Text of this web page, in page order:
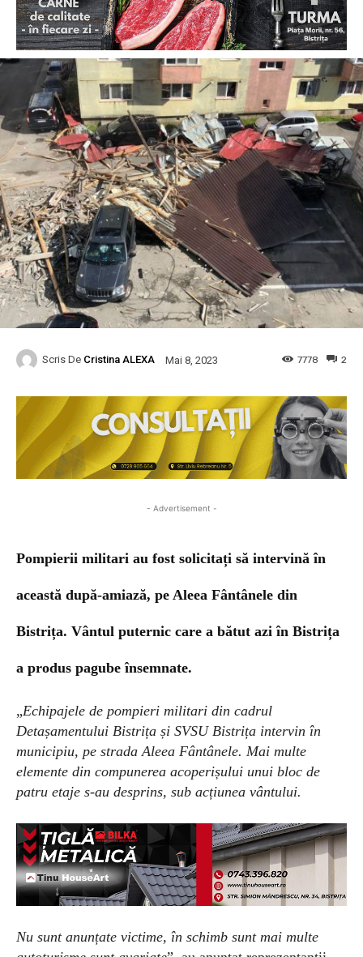
Scris De Cristina ALEXA Mai 8, 2023 2
7778
- Advertisement -
Pompierii militari au fost solicitați să intervină în
această după-amiază, pe Aleea Fântânele din
Bistrița. Vântul puternic care a bătut azi în Bistrița
a produs pagube însemnate.
„Echipajele de pompieri militari din cadrul
Detașamentului Bistrița și SVSU Bistrița intervin în
municipiu, pe strada Aleea Fântânele. Mai multe
elemente din compunerea acoperișului unui bloc de
patru etaje s-au desprins, sub acțiunea vântului.
Nu sunt anunțate victime, în schimb sunt mai multe